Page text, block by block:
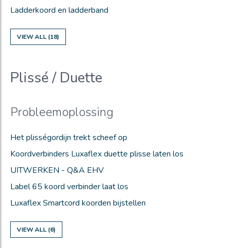
Ladderkoord en ladderband
VIEW ALL (18)
Plissé / Duette
Probleemoplossing
Het plisségordijn trekt scheef op
Koordverbinders Luxaflex duette plisse laten los
UITWERKEN - Q&A EHV
Label 65 koord verbinder laat los
Luxaflex Smartcord koorden bijstellen
VIEW ALL (6)